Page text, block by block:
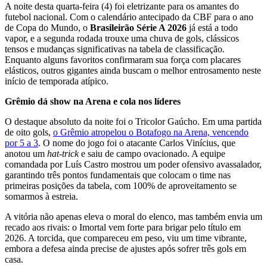
A noite desta quarta-feira (4) foi eletrizante para os amantes do
futebol nacional. Com o calendário antecipado da CBF para o ano
de Copa do Mundo, o Brasileirão Série A 2026 já está a todo
vapor, e a segunda rodada trouxe uma chuva de gols, clássicos
tensos e mudanças significativas na tabela de classificação.
Enquanto alguns favoritos confirmaram sua força com placares
elásticos, outros gigantes ainda buscam o melhor entrosamento neste
início de temporada atípico.
Grêmio dá show na Arena e cola nos líderes
O destaque absoluto da noite foi o Tricolor Gaúcho. Em uma partida
de oito gols, o Grêmio atropelou o Botafogo na Arena, vencendo
por 5 a 3. O nome do jogo foi o atacante Carlos Vinícius, que
anotou um hat-tricke saiu de campo ovacionado. A equipe
comandada por Luís Castro mostrou um poder ofensivo avassalador,
garantindo três pontos fundamentais que colocam o time nas
primeiras posições da tabela, com 100% de aproveitamento se
somarmos à estreia.
A vitória não apenas eleva o moral do elenco, mas também envia um
recado aos rivais: o Imortal vem forte para brigar pelo título em
2026. A torcida, que compareceu em peso, viu um time vibrante,
embora a defesa ainda precise de ajustes após sofrer três gols em
casa.